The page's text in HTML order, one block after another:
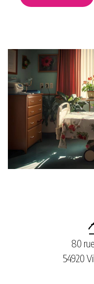
80
54920